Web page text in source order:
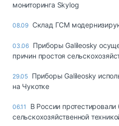
мониторинга Skylog
08.09 Склад ГСМ
03.06 Приборы Galileosky
причин простоя
29.05 Приборы Galileosky
на Чукотке
06.11
В России
сельскохозяйственной